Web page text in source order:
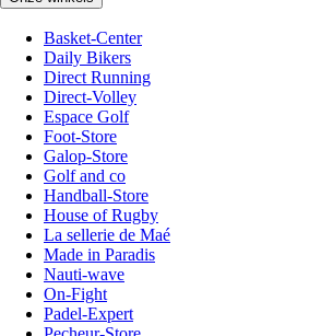
Basket-Center
Daily Bikers
Direct Running
Direct-Volley
Espace Golf
Foot-Store
Galop-Store
Golf and co
Handball-Store
House of Rugby
La sellerie de Maé
Made in Paradis
Nauti-wave
On-Fight
Padel-Expert